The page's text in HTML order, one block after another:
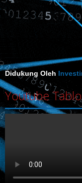
Didukung Oleh
Youtube